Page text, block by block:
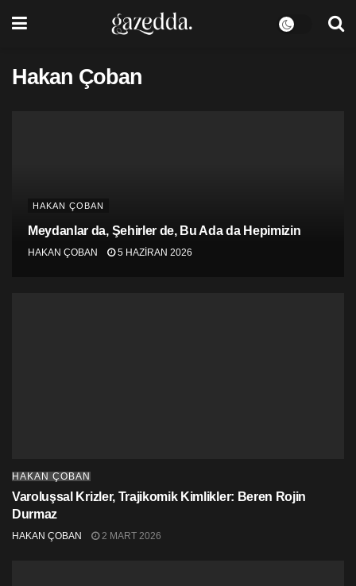
Hakan Çoban
HAKAN ÇOBAN
Meydanlar da, Şehirler de, Bu Ada da Hepimizin
HAKAN ÇOBAN 5 HAZIRAN 2026
HAKAN ÇOBAN
Varoluşsal Krizler, Trajikomik Kimlikler: Beren Rojin
Durmaz
HAKAN ÇOBAN 2 MART 2026